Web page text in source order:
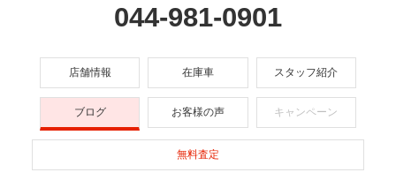
044-981-0901
店舗情報 在庫車 スタッフ紹介
ブログ お客様の声 キャンペーン
無料査定